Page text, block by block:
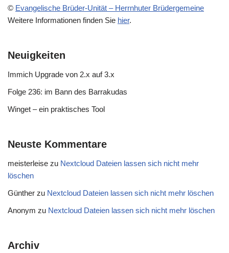
© Evangelische Brüder-Unität – Herrnhuter Brüdergemeine
Weitere Informationen finden Sie hier.
Neuigkeiten
Immich Upgrade von 2.x auf 3.x
Folge 236: im Bann des Barrakudas
Winget – ein praktisches Tool
Neuste Kommentare
meisterleise zu Nextcloud Dateien lassen sich nicht mehr
löschen
Günther zu Nextcloud Dateien lassen sich nicht mehr löschen
Anonym zu Nextcloud Dateien lassen sich nicht mehr löschen
Archiv